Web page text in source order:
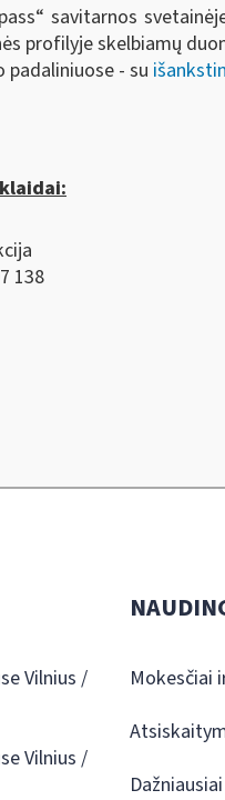
savitarnos
profilyje skelbiamų
padaliniuose - su
138
Vilnius /
Vilnius /
Mokesčiai